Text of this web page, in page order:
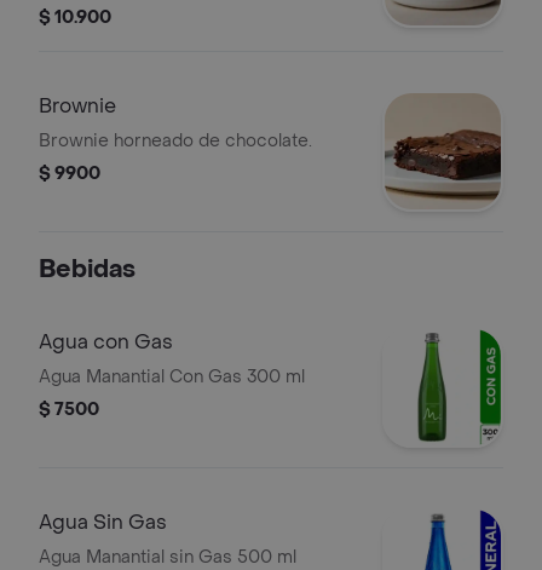
Cheesecake.
$ 10.900
Brownie
Brownie horneado de chocolate.
$ 9900
Bebidas
Agua con Gas
Agua Manantial Con Gas 300 ml
$ 7500
Agua Sin Gas
Agua Manantial sin Gas 500 ml